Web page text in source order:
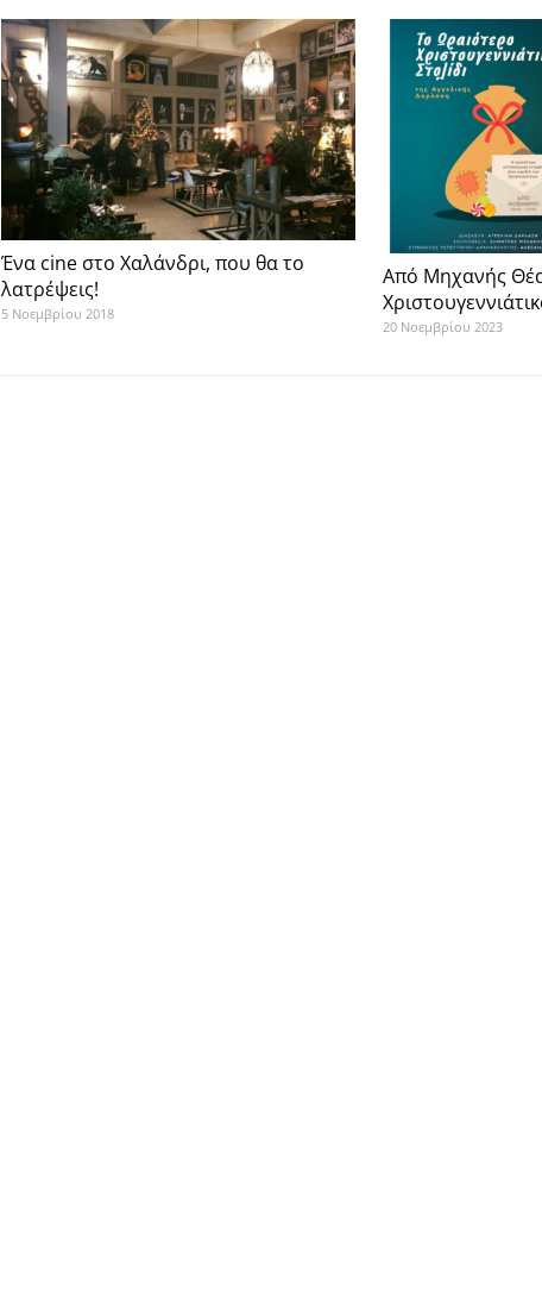
Ένα cine στο Χαλάνδρι, που θα το
λατρέψεις!
5 Νοεμβρίου 2018
Από Μηχανής
20 Νοεμβρίου 2023